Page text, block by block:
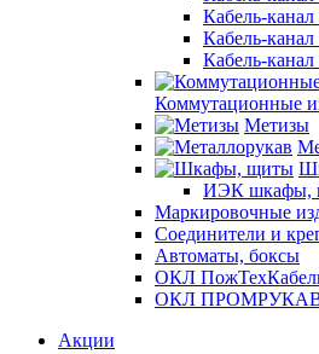
Кабель-
Кабель-
Кабель-
Коммутационные
Метизы
ИЭК шкафы,
Маркировочные
Соединители и
Автоматы, боксы
ОКЛ
ОКЛ
Акции